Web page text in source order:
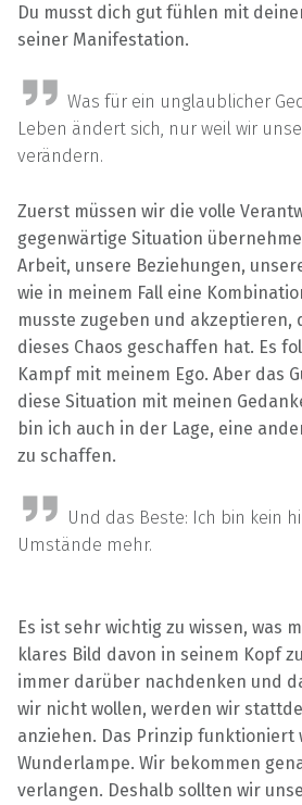
Du musst dich gut fühlen mit
seiner Manifestation.
Was für ein unglaublicher
Leben ändert sich, nur weil wir
verändern.
Zuerst müssen wir die volle
gegenwärtige Situation
Arbeit, unsere Beziehungen,
wie in meinem Fall eine
musste zugeben und akzeptieren,
dieses Chaos geschaffen hat. Es
Kampf mit meinem Ego. Aber das
diese Situation mit meinen
bin ich auch in der Lage, eine
zu schaffen.
Und das Beste: Ich bin kein
Umstände mehr.
Es ist sehr wichtig zu wissen, was
klares Bild davon in seinem Kopf
immer darüber nachdenken und
wir nicht wollen, werden wir
anziehen. Das Prinzip funktioniert
Wunderlampe. Wir bekommen
verlangen. Deshalb sollten wir